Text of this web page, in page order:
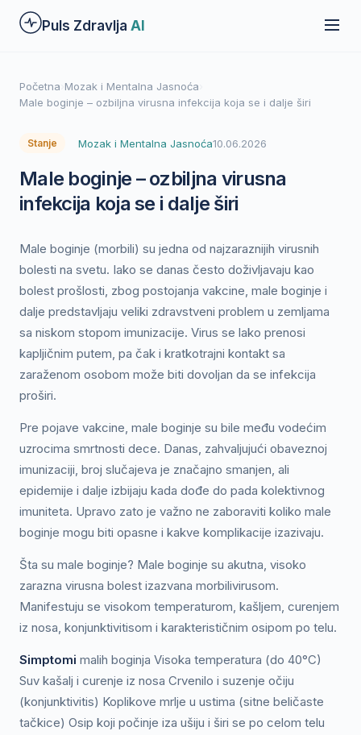
Preskoči
Puls Zdravlja AI
Početna Mozak i Mentalna Jasnoća
Male boginje – ozbiljna virusna infekcija koja se i dalje širi
Stanje Mozak i Mentalna Jasnoća10.06.2026
Male boginje – ozbiljna virusna
infekcija koja se i dalje širi
Male boginje (morbili) su jedna od najzaraznijih virusnih
bolesti na svetu. Iako se danas često doživljavaju kao
bolest prošlosti, zbog postojanja vakcine, male boginje i
dalje predstavljaju veliki zdravstveni problem u zemljama
sa niskom stopom imunizacije. Virus se lako prenosi
kapljičnim putem, pa čak i kratkotrajni kontakt sa
zaraženom osobom može biti dovoljan da se infekcija
proširi.
Pre pojave vakcine, male boginje su bile među vodećim
uzrocima smrtnosti dece. Danas, zahvaljujući obaveznoj
imunizaciji, broj slučajeva je značajno smanjen, ali
epidemije i dalje izbijaju kada dođe do pada kolektivnog
imuniteta. Upravo zato je važno ne zaboraviti koliko male
boginje mogu biti opasne i kakve komplikacije izazivaju.
Šta su male boginje? Male boginje su akutna, visoko
zarazna virusna bolest izazvana morbilivirusom.
Manifestuju se visokom temperaturom, kašljem, curenjem
iz nosa, konjunktivitisom i karakterističnim osipom po telu.
Simptomi malih boginja Visoka temperatura (do 40°C)
Suv kašalj i curenje iz nosa Crvenilo i suzenje očiju
(konjunktivitis) Koplikove mrlje u ustima (sitne beličaste
tačkice) Osip koji počinje iza ušiju i širi se po celom telu